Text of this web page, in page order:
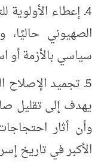
4ـ إعطاء
الصهيوني
سياسي بالأزمة أو
5ـ تجميد الإصلاح
يهدف إلى تقليل
وأن أثار
الأكبر في تاريخ